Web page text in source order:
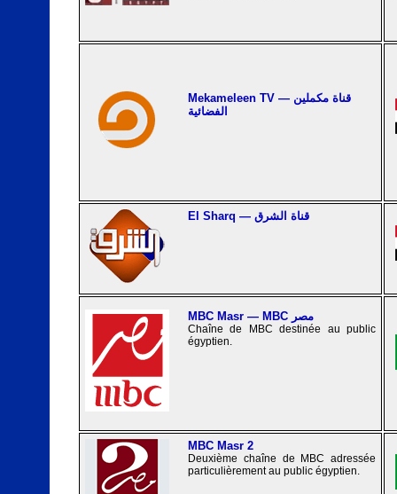
Mekameleen TV — قناة مكملين
الفضائية
El Sharq — قناة الشرق
MBC Masr — MBC مصر
Chaîne de MBC destinée au public
égyptien.
MBC Masr 2
Deuxième chaîne de MBC adressée
particulièrement au public égyptien.